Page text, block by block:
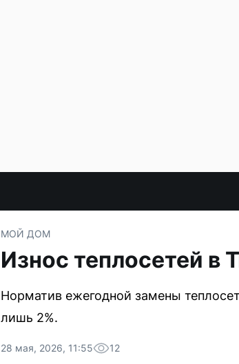
МОЙ ДОМ
Износ теплосетей в
Норматив ежегодной замены
лишь 2%.
28 мая, 2026, 11:55 12